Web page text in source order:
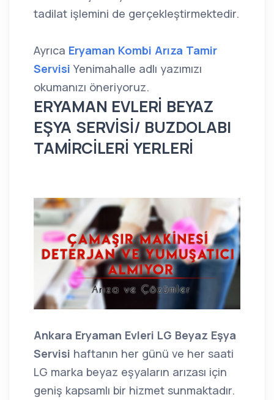
tadilat işlemini de gerçekleştirmektedir.
Ayrıca Eryaman Kombi Arıza Tamir
Servisi Yenimahalle adlı yazımızı
okumanızı öneriyoruz.
ERYAMAN EVLERİ BEYAZ
EŞYA SERVİSİ/ BUZDOLABI
TAMİRCİLERİ YERLERİ
Ankara Eryaman Evleri LG Beyaz Eşya
Servisi haftanın her günü ve her saati
LG marka beyaz eşyaların arızası için
geniş kapsamlı bir hizmet sunmaktadır.